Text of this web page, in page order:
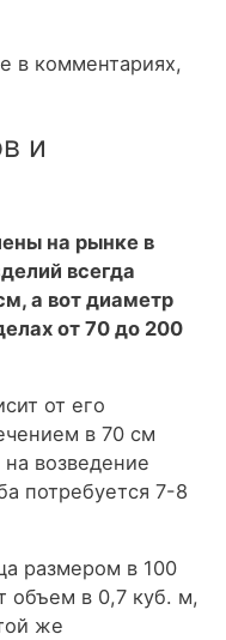
в комментариях,
и
на рынке в
всегда
а вот диаметр
от 70 до 200
от его
в 70 см
возведение
потребуется 7-8
размером в 100
объем в 0,7 куб. м,
же